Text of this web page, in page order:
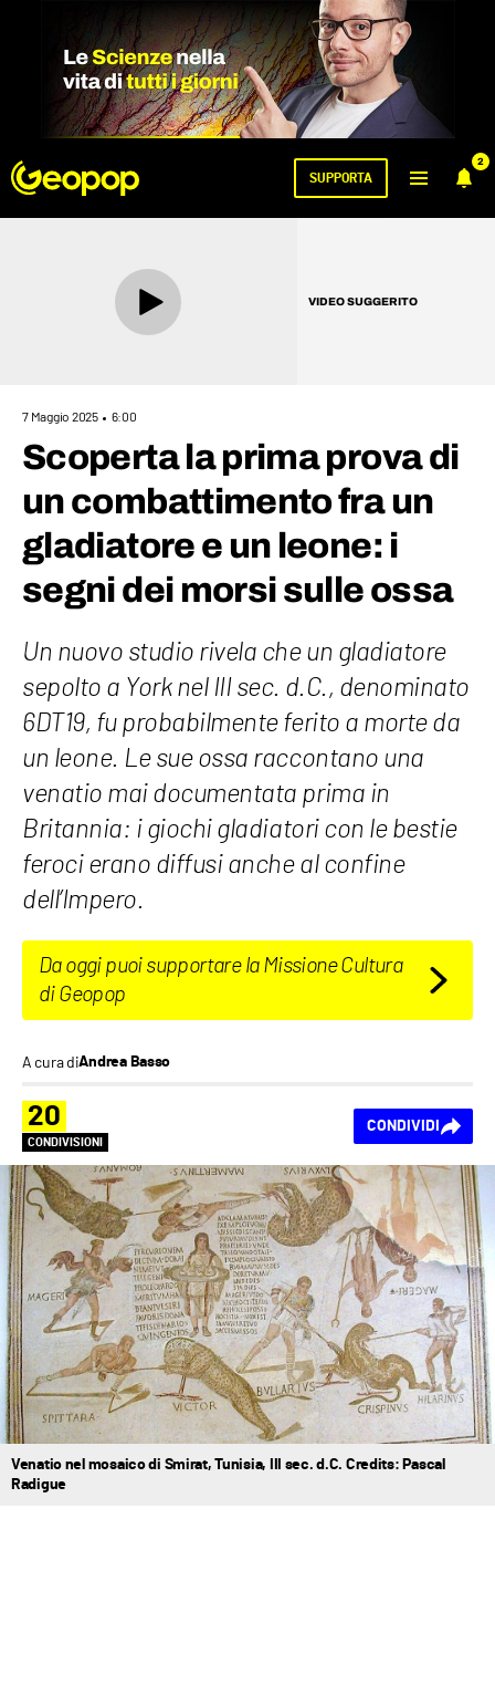
2
SUPPORTA
VIDEO SUGGERITO
7 Maggio 2025 6:00
Scoperta la prima prova di
un combattimento fra un
gladiatore e un leone: i
segni dei morsi sulle ossa
Un nuovo studio rivela che un gladiatore
sepolto a York nel III sec. d.C., denominato
6DT19, fu probabilmente ferito a morte da
un leone. Le sue ossa raccontano una
venatio mai documentata prima in
Britannia: i giochi gladiatori con le bestie
feroci erano diffusi anche al confine
dell’Impero.
Da oggi puoi supportare la Missione Cultura
di Geopop
A cura diAndrea Basso
20
CONDIVISIONI
CONDIVIDI
Venatio nel mosaico di Smirat, Tunisia, III sec. d.C. Credits: Pascal
Radigue